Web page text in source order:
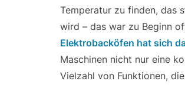
Temperatur zu finden, das
wird – das war zu Beginn
Elektrobacköfen hat sich
Maschinen nicht nur eine
Vielzahl von Funktionen,